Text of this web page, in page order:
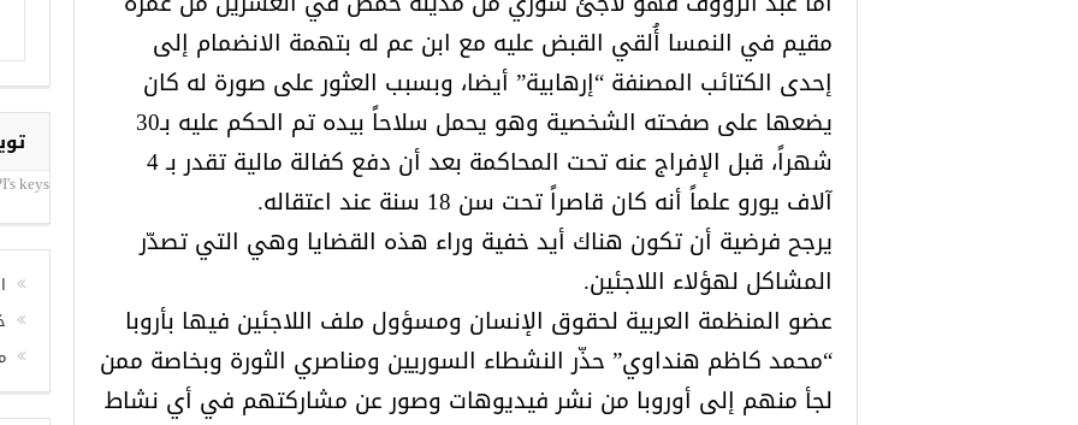
مقيم في النمسا أُلقي القبض عليه مع ابن عم له بتهمة الانضمام إلى
إحدى الكتائب المصنفة “إرهابية” أيضا، وبسبب العثور على صورة له كان
يضعها على صفحته الشخصية وهو يحمل سلاحاً بيده تم الحكم عليه بـ30
شهراً، قبل الإفراج عنه تحت المحاكمة بعد أن دفع كفالة مالية تقدر بـ 4
آلاف يورو علماً أنه كان قاصراً تحت سن 18 سنة عند اعتقاله.
يرجح فرضية أن تكون هناك أيد خفية وراء هذه القضايا وهي التي تصدّر
المشاكل لهؤلاء اللاجئين.
عضو المنظمة العربية لحقوق الإنسان ومسؤول ملف اللاجئين فيها بأروبا
“محمد كاظم هنداوي” حذّر النشطاء السوريين ومناصري الثورة وبخاصة ممن
لجأ منهم إلى أوروبا من نشر فيديوهات وصور عن مشاركتهم في أي نشاط
keys